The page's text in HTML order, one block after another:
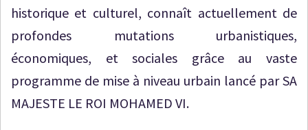
historique et culturel, connaît actuellement de
profondes mutations urbanistiques,
économiques, et sociales grâce au vaste
programme de mise à niveau urbain lancé par SA
MAJESTE LE ROI MOHAMED VI.